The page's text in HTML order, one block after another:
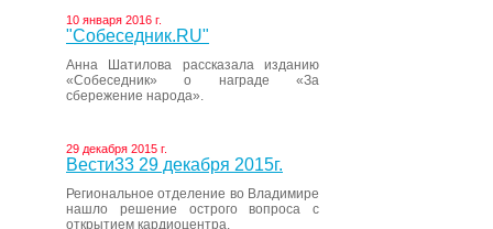
10 января 2016 г.
"Собеседник.RU"
Анна Шатилова рассказала изданию
«Собеседник» о награде «За
сбережение народа».
29 декабря 2015 г.
Вести33 29 декабря 2015г.
Региональное отделение во Владимире
нашло решение острого вопроса с
открытием кардиоцентра.